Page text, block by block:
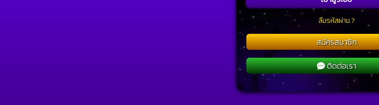
ลืมรหัสผ่าน ?
สมัครสมาชิก
ติดต่อเรา